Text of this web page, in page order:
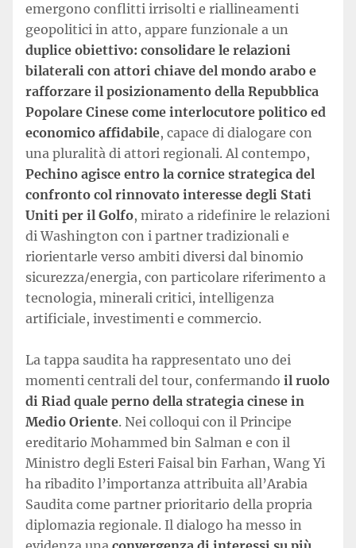
emergono conflitti irrisolti e riallineamenti
geopolitici in atto, appare funzionale a un
duplice obiettivo: consolidare le relazioni
bilaterali con attori chiave del mondo arabo e
rafforzare il posizionamento della Repubblica
Popolare Cinese come interlocutore politico ed
economico affidabile, capace di dialogare con
una pluralità di attori regionali. Al contempo,
Pechino agisce entro la cornice strategica del
confronto col rinnovato interesse degli Stati
Uniti per il Golfo, mirato a ridefinire le relazioni
di Washington con i partner tradizionali e
riorientarle verso ambiti diversi dal binomio
sicurezza/energia, con particolare riferimento a
tecnologia, minerali critici, intelligenza
artificiale, investimenti e commercio.
La tappa saudita ha rappresentato uno dei
momenti centrali del tour, confermando il ruolo
di Riad quale perno della strategia cinese in
Medio Oriente. Nei colloqui con il Principe
ereditario Mohammed bin Salman e con il
Ministro degli Esteri Faisal bin Farhan, Wang Yi
ha ribadito l’importanza attribuita all’Arabia
Saudita come partner prioritario della propria
diplomazia regionale. Il dialogo ha messo in